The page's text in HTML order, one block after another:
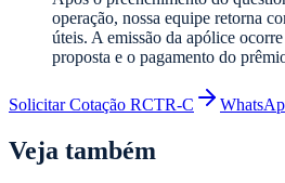
operação, nossa equipe retorna
úteis. A emissão da apólice
proposta e o pagamento do
Solicitar Cotação RCTR-C
Veja também